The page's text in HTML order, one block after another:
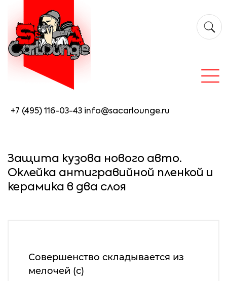
+7 (495) 116-03-43 info@sacarlounge.ru
Защита кузова нового авто.
Оклейка антигравийной пленкой и
керамика в два слоя
Совершенство складывается из
мелочей (с)